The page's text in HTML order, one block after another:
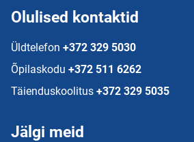
Olulised kontaktid
Üldtelefon +372 329 5030
Õpilaskodu +372 511 6262
Täienduskoolitus +372 329 5035
Jälgi meid